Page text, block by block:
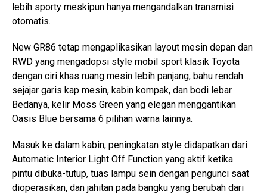
lebih sporty meskipun hanya mengandalkan transmisi
otomatis.
New GR86 tetap mengaplikasikan layout mesin depan dan
RWD yang mengadopsi style mobil sport klasik Toyota
dengan ciri khas ruang mesin lebih panjang, bahu rendah
sejajar garis kap mesin, kabin kompak, dan bodi lebar.
Bedanya, kelir Moss Green yang elegan menggantikan
Oasis Blue bersama 6 pilihan warna lainnya.
Masuk ke dalam kabin, peningkatan style didapatkan dari
Automatic Interior Light Off Function yang aktif ketika
pintu dibuka-tutup, tuas lampu sein dengan pengunci saat
dioperasikan, dan jahitan pada bangku yang berubah dari